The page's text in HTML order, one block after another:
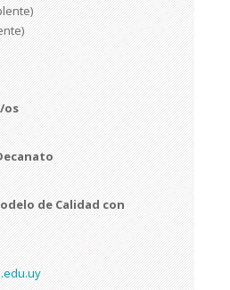
os
de Calidad con